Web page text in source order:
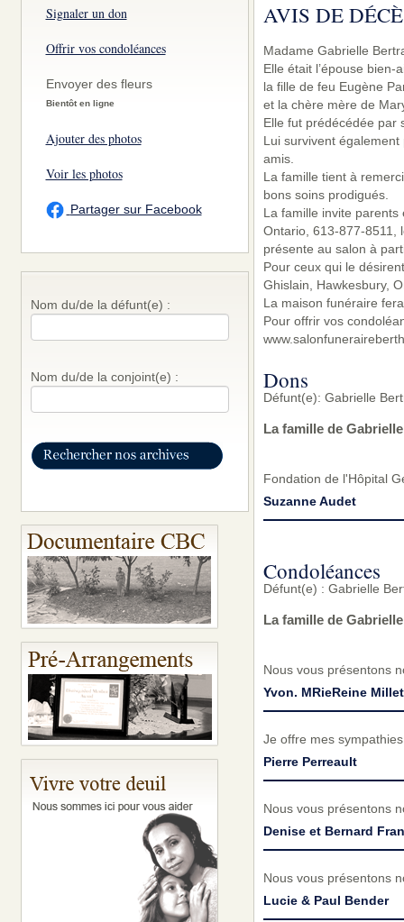
Signaler un don
Offrir vos condoléances
Envoyer des fleurs
Bientôt en ligne
Ajouter des photos
Voir les photos
Partager sur Facebook
Nom du/de la défunt(e) :
Nom du/de la conjoint(e) :
AVIS DE
Madame Gabrielle
Elle était l’épouse
la fille de feu Eugène
et la chère mère de
Elle fut prédécédée par
Lui survivent
amis.
La famille tient à
bons soins prodigués.
La famille invite
Ontario, 613-877-8511,
présente au salon à
Pour ceux qui le
Ghislain, Hawkesbury,
La maison funéraire
Pour offrir vos
Dons
Défunt(e): Gabrielle
La famille de
Fondation de l'Hôpital
Suzanne Audet
Condoléances
Défunt(e) : Gabrielle
La famille de
Nous vous présentons
Yvon. MRieReine
Je offre mes
Pierre Perreault
Nous vous présentons
Denise et Bernard
Nous vous présentons
Lucie & Paul Bender